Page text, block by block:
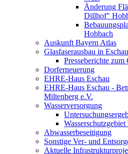
Änderung
Dillhof"
Hobbach
Auskunft Bayern Atlas
Glasfaserausbau in Eschau
Presseberichte zum
Dorferneuerung
EHRE-Haus Eschau
EHRE-Haus Eschau -
Miltenberg e.V.
Wasserversorgung
Abwasserbeseitigung
Sonstige Ver- und
Aktuelle